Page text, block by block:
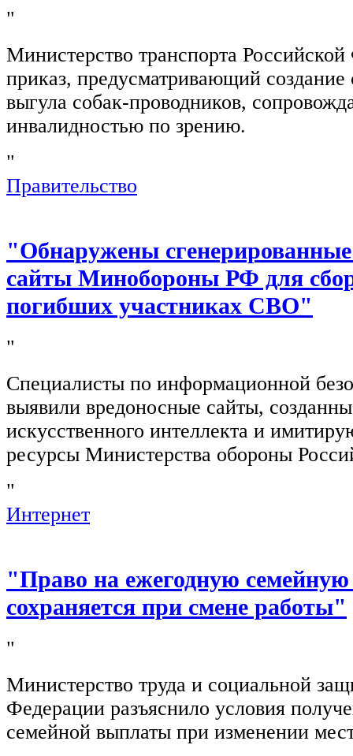
"
Министерство транспорта
приказ, предусматривающий создание
выгула собак-проводников,
инвалидностью по зрению.
"
Правительство
"Обнаружены
сайты Минобороны РФ для
погибших участниках СВО"
"
Специалисты по информационной
выявили вредоносные сайты,
искусственного интеллекта и
ресурсы Министерства обороны
"
Интернет
"Право на ежегодную
сохраняется при смене работы"
"
Министерство труда и социальной
Федерации разъяснило условия
семейной выплаты при изменении